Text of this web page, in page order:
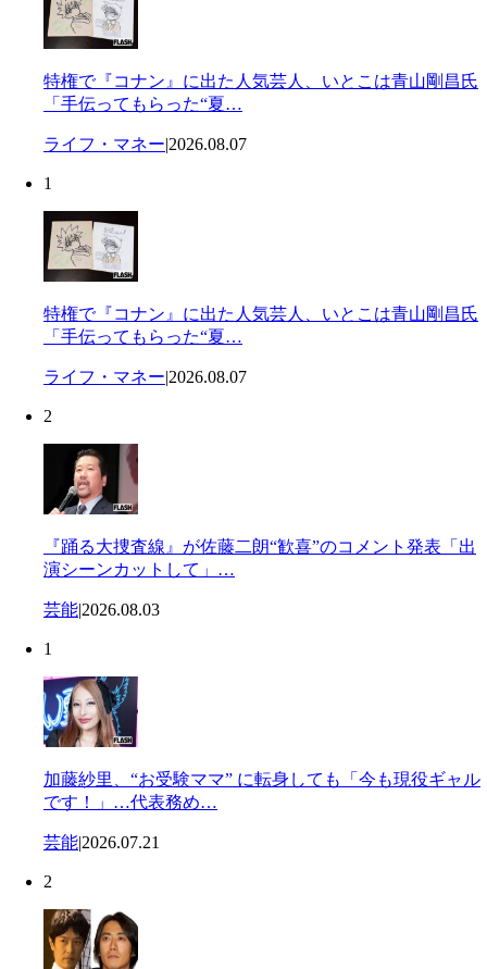
特権で『コナン』に出た人気芸人、いとこは青山剛昌氏
「手伝ってもらった“夏…
ライフ・マネー|2026.08.07
1
特権で『コナン』に出た人気芸人、いとこは青山剛昌氏
「手伝ってもらった“夏…
ライフ・マネー|2026.08.07
2
『踊る大捜査線』が佐藤二朗“歓喜”のコメント発表「出
演シーンカットして」…
芸能|2026.08.03
1
加藤紗里、“お受験ママ” に転身しても「今も現役ギャル
です！」…代表務め…
芸能|2026.07.21
2